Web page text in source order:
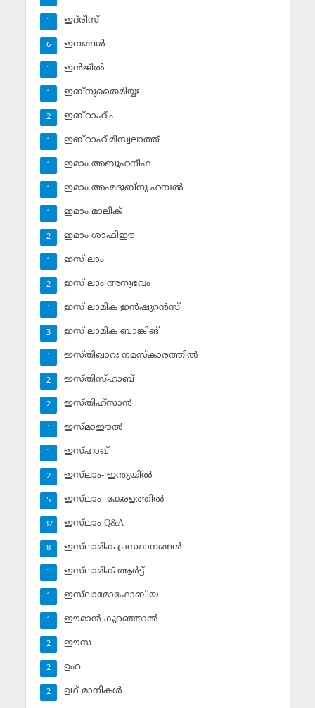
ഇദ്‌രീസ്‌
1
ഇനങ്ങള്‍
6
ഇന്‍ജീല്‍
1
ഇബ്‌നുതൈമിയ്യഃ
1
ഇബ്‌റാഹീം
2
ഇബ്‌റാഹീമിസ്വലാത്ത്
1
ഇമാം അബൂഹനീഫ
1
ഇമാം അഹ്മദുബ്‌നു ഹമ്പല്‍
1
ഇമാം മാലിക്
1
ഇമാം ശാഫിഈ
2
ഇസ് ലാം
1
ഇസ് ലാം അനുഭവം
2
ഇസ് ലാമിക ഇന്‍ഷുറന്‍സ്‌
1
ഇസ് ലാമിക ബാങ്കിങ്‌
3
ഇസ്തിഖാറഃ നമസ്‌കാരത്തില്‍
1
ഇസ്തിസ്ഹാബ്
2
ഇസ്തിഹ്‌സാന്‍
2
ഇസ്മാഈല്‍
1
ഇസ്ഹാഖ്‌
1
ഇസ്‌ലാം- ഇന്ത്യയില്‍
2
ഇസ്‌ലാം- കേരളത്തില്‍
5
ഇസ്‌ലാം-Q&A
37
ഇസ്‌ലാമിക പ്രസ്ഥാനങ്ങള്‍
8
ഇസ്‌ലാമിക് ആര്‍ട്ട്
1
ഇസ്‌ലാമോഫോബിയ
1
ഈമാന്‍ കുറഞ്ഞാല്‍
1
ഈസ
2
ഉംറ
2
ഉഥ് മാനികള്‍
2